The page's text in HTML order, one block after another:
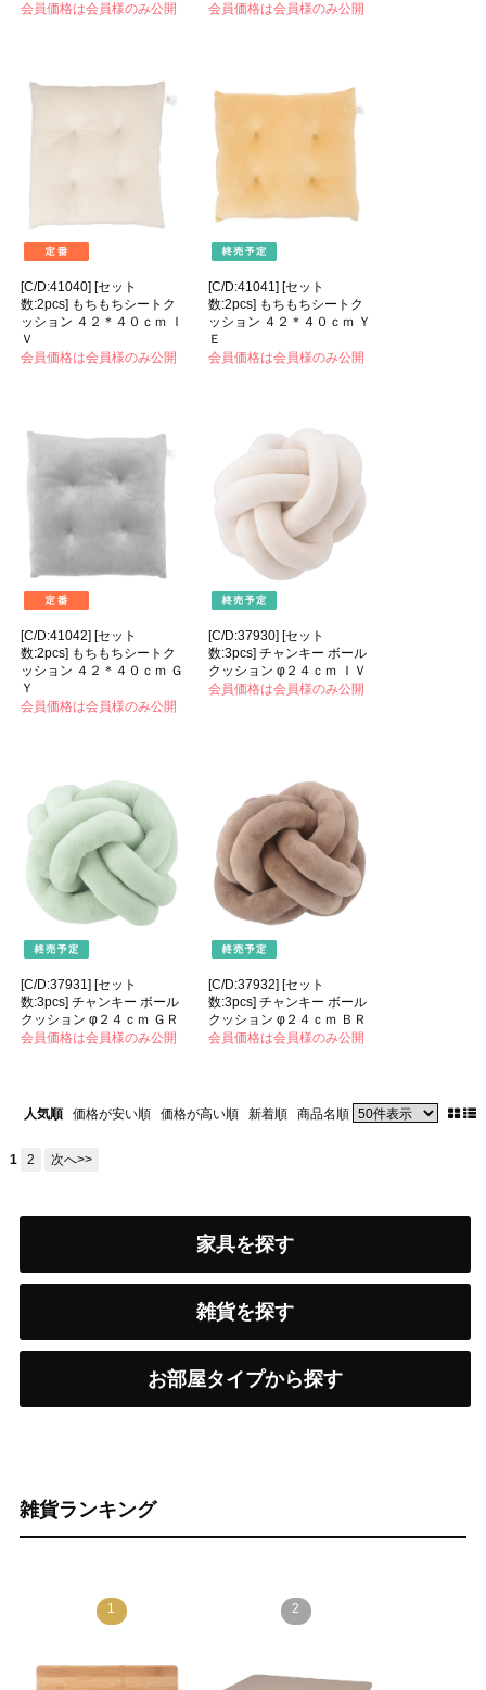
会員価格は会員様のみ公開
会員価格は会員様のみ公開
[C/D:41040] [セット
数:2pcs] もちもちシートク
ッション ４２＊４０ｃｍ Ｉ
Ｖ
会員価格は会員様のみ公開
[C/D:41041] [セット
数:2pcs] もちもちシートク
ッション ４２＊４０ｃｍ Ｙ
Ｅ
会員価格は会員様のみ公開
[C/D:41042] [セット
数:2pcs] もちもちシートク
ッション ４２＊４０ｃｍ Ｇ
Ｙ
会員価格は会員様のみ公開
[C/D:37930] [セット
数:3pcs] チャンキー ボール
クッション φ２４ｃｍ ＩＶ
会員価格は会員様のみ公開
[C/D:37931] [セット
数:3pcs] チャンキー ボール
クッション φ２４ｃｍ ＧＲ
会員価格は会員様のみ公開
[C/D:37932] [セット
数:3pcs] チャンキー ボール
クッション φ２４ｃｍ ＢＲ
会員価格は会員様のみ公開
人気順 価格が安い順 価格が高い順 新着順 商品名順
1 2 次へ>>
家具を探す
雑貨を探す
お部屋タイプから探す
雑貨ランキング
1 2